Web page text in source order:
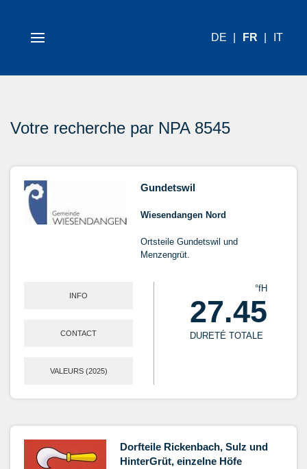
DE FR IT
Votre recherche par NPA 8545
Gundetswil
Wiesendangen Nord
Ortsteile Gundetswil und
Menzengrüt.
INFO
CONTACT
VALEURS (2025)
°fH
27.45
DURETÉ TOTALE
Dorfteile Rickenbach, Sulz und
HinterGrüt, einzelne Höfe